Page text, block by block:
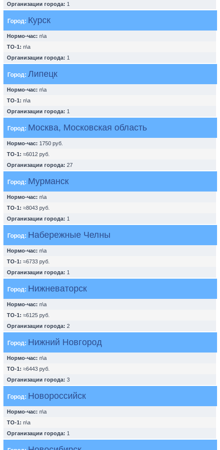
Организации города: 1
Город: Курск
Нормо-час: n\a
ТО-1: n\a
Организации города: 1
Город: Липецк
Нормо-час: n\a
ТО-1: n\a
Организации города: 1
Город: Москва, Московская область
Нормо-час: 1750 руб.
ТО-1: ≈6012 руб.
Организации города: 27
Город: Мурманск
Нормо-час: n\a
ТО-1: ≈8043 руб.
Организации города: 1
Город: Набережные Челны
Нормо-час: n\a
ТО-1: ≈6733 руб.
Организации города: 1
Город: Нижневаторск
Нормо-час: n\a
ТО-1: ≈6125 руб.
Организации города: 2
Город: Нижний Новгород
Нормо-час: n\a
ТО-1: ≈6443 руб.
Организации города: 3
Город: Новороссийск
Нормо-час: n\a
ТО-1: n\a
Организации города: 1